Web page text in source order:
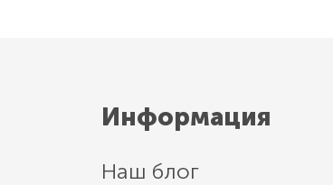
Информация
Наш блог